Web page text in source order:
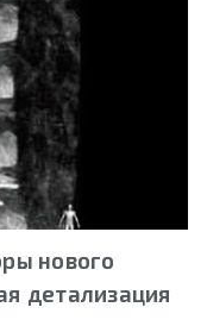
нового
детализация